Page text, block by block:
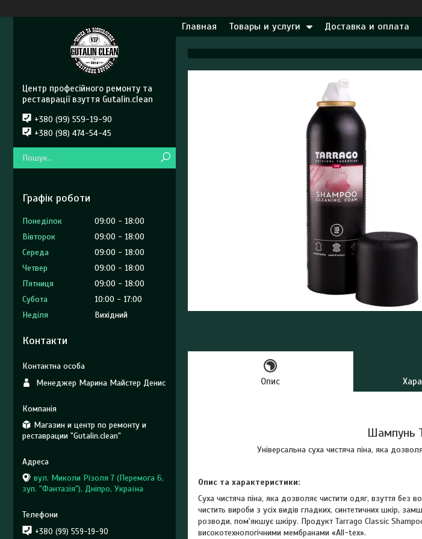
Главная Товары и услуги Доставка и оплата
Опис
Шампунь
Універсальна суха чистяча піна, яка
Опис та характеристики:
Суха чистяча піна, яка дозволяє чистити одяг, взуття без
чистить вироби з усіх видів гладких, синтетичних шкір,
розводи, пом'якшує шкіру. Продукт Tarrago Classic
високотехнологічними мембранами «All-tex».
Центр професійного ремонту та
реставрації взуття Gutalin.clean
+380 (99) 559-19-90
+380 (98) 474-54-45
Графік роботи
Понеділок 09:00
18:00
Вівторок
09:00
18:00
Середа
09:00
18:00
Четвер
09:00
18:00
Пʼятниця
09:00
18:00
Субота
10:00
17:00
Неділя
Вихідний
Контакти
Менеджер Марина Майстер Денис
Магазин и центр по ремонту и
реставрации "Gutalin.clean"
вул. Миколи Різоля 7 (Перемога 6,
зуп. "Фантазія"), Дніпро, Україна
+380 (99) 559-19-90